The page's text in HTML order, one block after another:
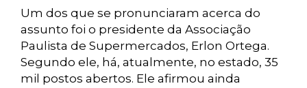
Um dos que se pronunciaram acerca do
assunto foi o presidente da Associação
Paulista de Supermercados, Erlon Ortega.
Segundo ele, há, atualmente, no estado, 35
mil postos abertos. Ele afirmou ainda